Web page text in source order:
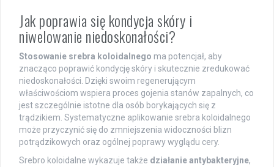
Jak poprawia się kondycja skóry i
niwelowanie niedoskonałości?
Stosowanie srebra koloidalnego ma potencjał, aby
znacząco poprawić kondycję skóry i skutecznie zredukować
niedoskonałości. Dzięki swoim regenerującym
właściwościom wspiera proces gojenia stanów zapalnych, co
jest szczególnie istotne dla osób borykających się z
trądzikiem. Systematyczne aplikowanie srebra koloidalnego
może przyczynić się do zmniejszenia widoczności blizn
potrądzikowych oraz ogólnej poprawy wyglądu cery.
Srebro koloidalne wykazuje także działanie antybakteryjne,